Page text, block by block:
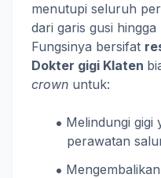
menutupi seluruh
dari garis gusi
Fungsinya bersifat
Dokter gigi Klaten
crown untuk:
Melindungi gigi
perawatan